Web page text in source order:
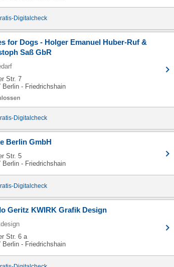
Digitalcheck
for Dogs - Holger Emanuel Huber-Ruf &
Saß GbR
Str. 7
Berlin - Friedrichshain
Digitalcheck
Berlin GmbH
Str. 5
Berlin - Friedrichshain
Digitalcheck
Geritz KWIRK Grafik Design
Str. 6 a
Berlin - Friedrichshain